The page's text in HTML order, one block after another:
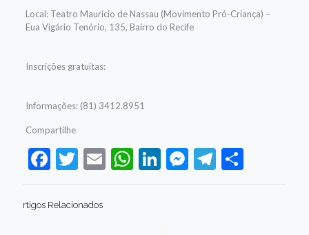
Local: Teatro Maurício de Nassau (Movimento Pró-Criança) –
Eua Vigário Tenório, 135, Bairro do Recife
Inscrições gratuitas:
Informações: (81) 3412.8951
Compartilhe
Facebook
Twitter
EmailWhatsApp
LinkedIn
Messenger
Telegram
Share
rtigos Relacionados